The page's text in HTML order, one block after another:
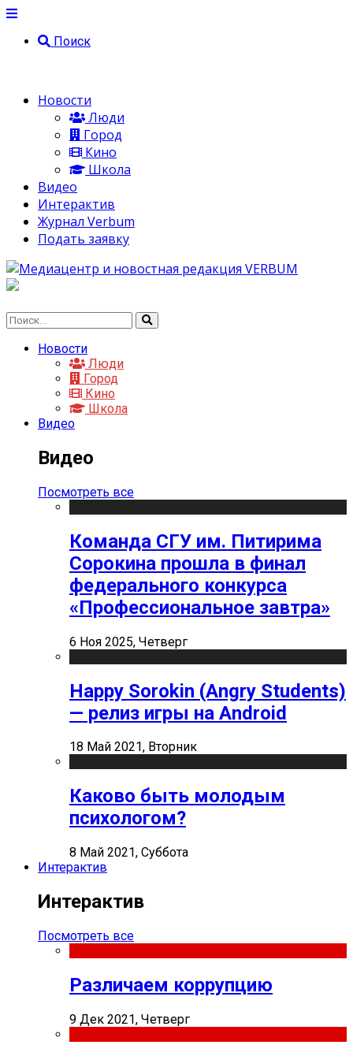
Поиск
Новости
Люди
Город
Кино
Школа
Видео
Интерактив
Журнал Verbum
Подать заявку
Новости
Люди
Город
Кино
Школа
Видео
Видео
Посмотреть все
Команда СГУ им. Питирима
Сорокина прошла в финал
федерального конкурса
«Профессиональное завтра»
6 Ноя 2025, Четверг
Happy Sorokin (Angry Students)
— релиз игры на Android
18 Май 2021, Вторник
Каково быть молодым
психологом?
8 Май 2021, Суббота
Интерактив
Интерактив
Посмотреть все
Различаем коррупцию
9 Дек 2021, Четверг